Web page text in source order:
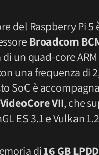
del Raspberry Pi 5
Broadcom
un quad-core
una frequenza di
SoC è
VII, che
ES 3.1 e Vulkan
di16 GB